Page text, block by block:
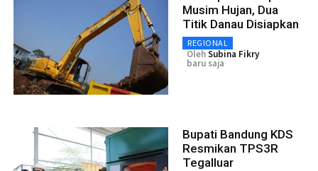
Musim Hujan, Dua
Titik Danau Disiapkan
REGIONAL
OlehSubina Fikry
baru saja
Bupati Bandung KDS
Resmikan TPS3R
Tegalluar